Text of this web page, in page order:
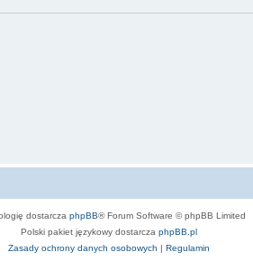
dostarcza phpBB® Forum Software © phpBB Limited
Polski pakiet językowy dostarcza phpBB.pl
Zasady ochrony danych osobowych | Regulamin